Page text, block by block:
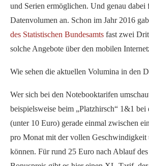
und Serien ermöglichen. Und genau dabei
Datenvolumen an. Schon im Jahr 2016
des Statistischen Bundesamts fast zwei
solche Angebote über den mobilen
Wie sehen die aktuellen Volumina in den
Wer sich bei den Notebooktarifen
beispielsweise beim „Platzhirsch“ 1&1
(unter 10 Euro) gerade einmal zwischen
pro Monat mit der vollen Geschwindigkeit
können. Für rund 25 Euro nach Ablauf des